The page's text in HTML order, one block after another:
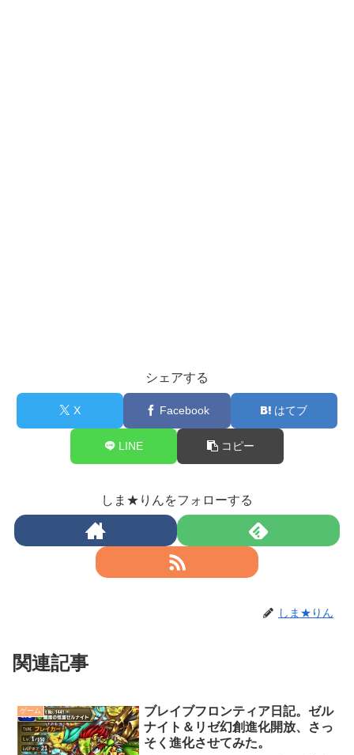
シェアする
X Facebook はてブ
LINE コピー
しま★りんをフォローする
しま★りん
関連記事
ゲーム
ブレイブフロンティア日記。ゼル
ナイト＆リゼ幻創進化開放、さっ
そく進化させてみた。